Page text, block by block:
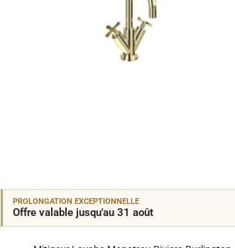
PROLONGATION EXCEPTIONNELLE
Offre valable jusqu'au 31 août